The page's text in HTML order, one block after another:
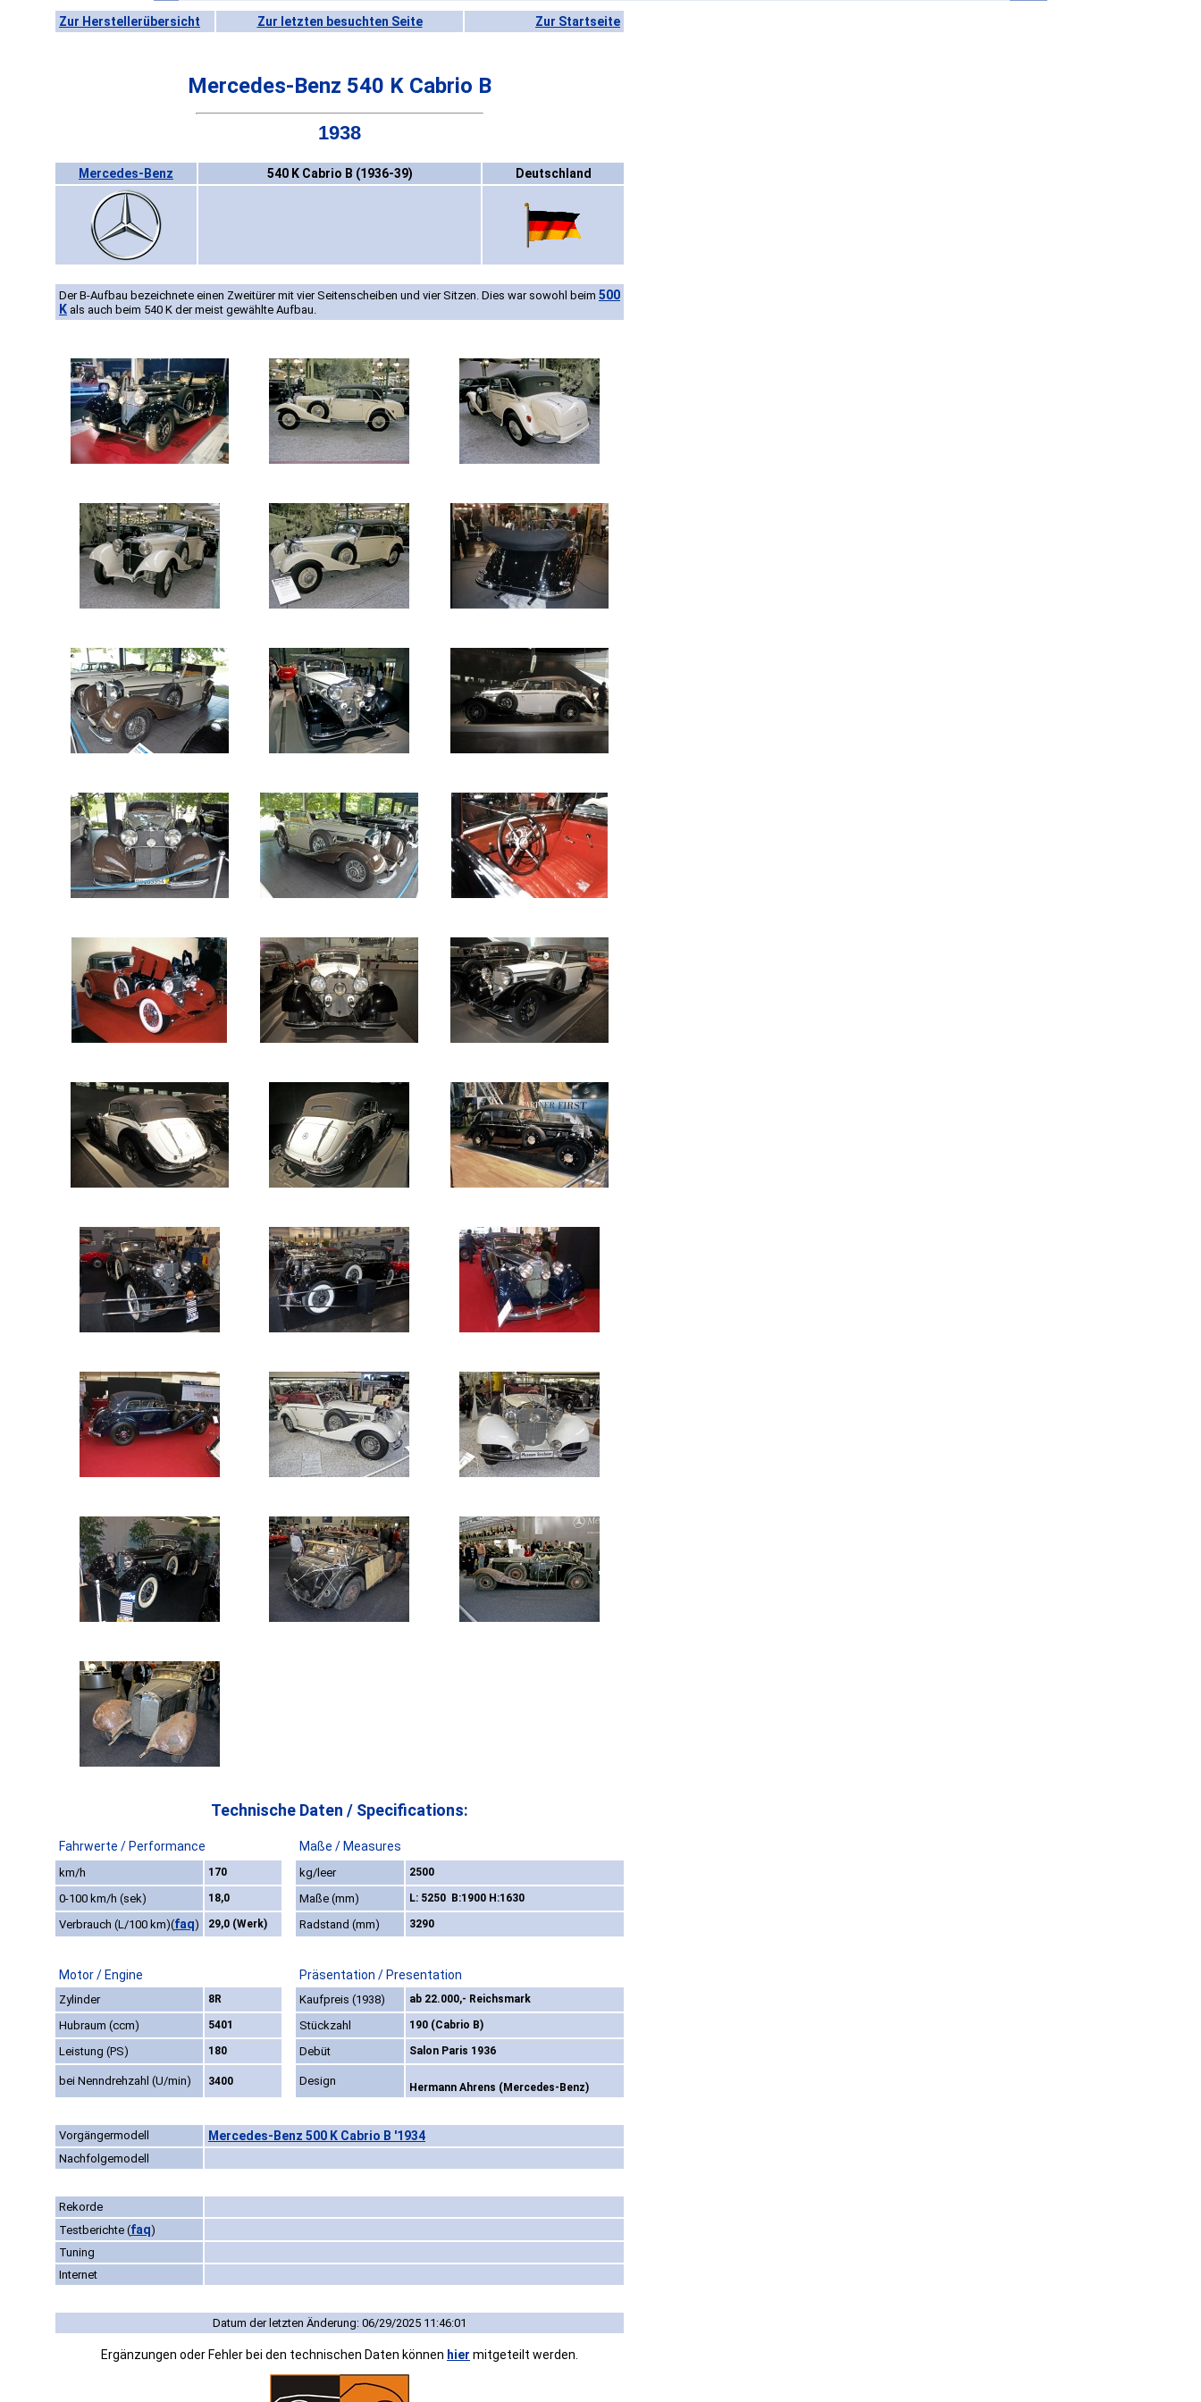
Zur Herstellerübersicht Zur letzten besuchten Seite Zur Startseite
Mercedes-Benz 540 K Cabrio B
1938
Mercedes-Benz 540 K Cabrio B (1936-39) Deutschland
Der B-Aufbau bezeichnete einen Zweitürer mit vier Seitenscheiben und vier Sitzen. Dies war sowohl beim 500
K als auch beim 540 K der meist gewählte Aufbau.
Technische Daten / Specifications:
Fahrwerte / Performance Maße / Measures
km/h 170 kg/leer 2500
0-100 km/h (sek) 18,0 Maße (mm) L: 5250 B:1900 H:1630
Verbrauch (L/100 km)(faq) 29,0 (Werk) Radstand (mm) 3290
Motor / Engine Präsentation / Presentation
Zylinder 8R Kaufpreis (1938) ab 22.000,- Reichsmark
Hubraum (ccm) 5401 Stückzahl 190 (Cabrio B)
Leistung (PS) 180 Debüt Salon Paris 1936
bei Nenndrehzahl (U/min) 3400 Design Hermann Ahrens (Mercedes-Benz)
Vorgängermodell Mercedes-Benz 500 K Cabrio B '1934
Nachfolgemodell
Rekorde
Testberichte (faq)
Tuning
Internet
Datum der letzten Änderung: 06/29/2025 11:46:01
Ergänzungen oder Fehler bei den technischen Daten können hier mitgeteilt werden.